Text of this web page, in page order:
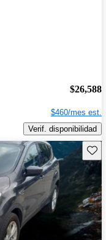
$26,588
$460/mes est.
Verif. disponibilidad